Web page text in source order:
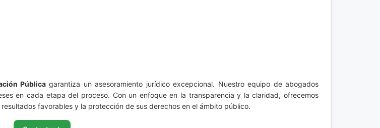
Pública garantiza un asesoramiento jurídico excepcional. Nuestro equipo de abogados
en cada etapa del proceso. Con un enfoque en la transparencia y la claridad, ofrecemos
favorables y la protección de sus derechos en el ámbito público.